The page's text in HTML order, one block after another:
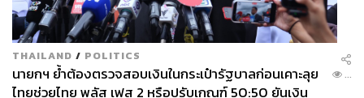
THAILAND / POLITICS
นายกฯ ย้ำต้องตรวจสอบเงินในกระเป๋ารัฐบาลก่อนเคาะลุย
ไทยช่วยไทย พลัส เฟส 2 หรือปรับเกณฑ์ 50:50 ยันเงิน
...